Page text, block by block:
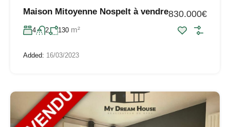
Maison Mitoyenne Nospelt à vendre830.000€
4 2 130 m²
Added: 16/03/2023